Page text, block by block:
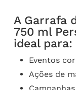
A Garrafa
750 ml
ideal para:
Eventos
Ações de